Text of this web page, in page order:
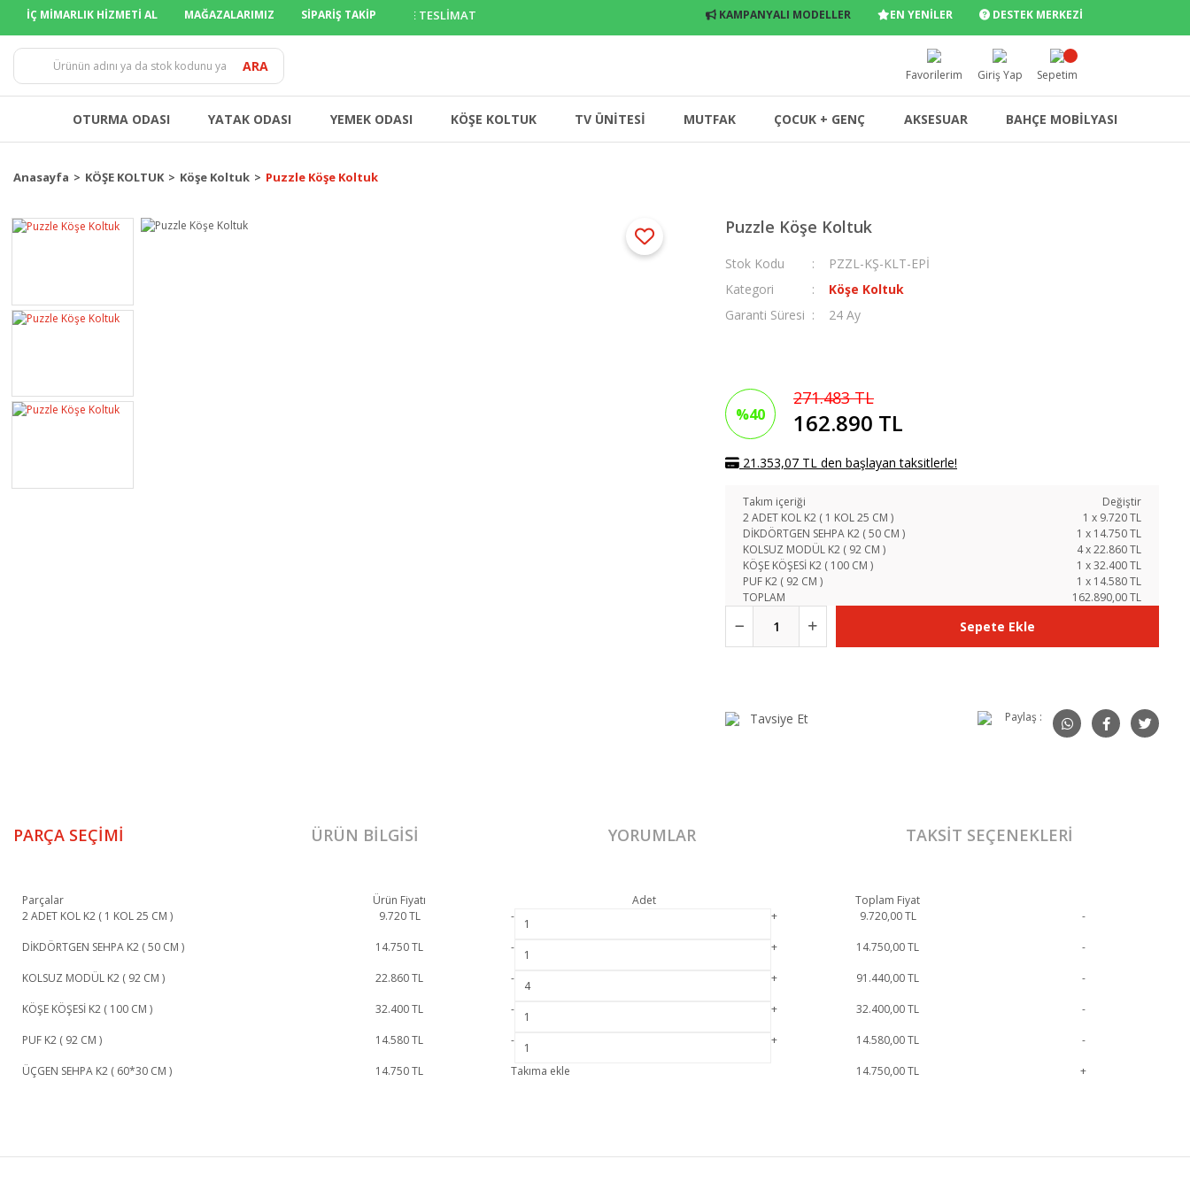
İÇ MİMARLIK HİZMETİ AL MAĞAZALARIMIZ SİPARİŞ TAKİP
TÜM İLLERE TESLİMAT KAMPANYALI MODELLER EN YENİLER DESTEK MERKEZİ
ARA
Favorilerim Giriş Yap Sepetim
OTURMA ODASI YATAK ODASI YEMEK ODASI KÖŞE KOLTUK TV ÜNİTESİ MUTFAK ÇOCUK + GENÇ AKSESUAR BAHÇE MOBİLYASI
Anasayfa KÖŞE KOLTUK Köşe Koltuk Puzzle Köşe Koltuk
Puzzle Köşe Koltuk
Stok Kodu
PZZL-KŞ-KLT-EPİ
Kategori
Köşe Koltuk
Garanti Süresi
24 Ay
%40
271.483 TL
162.890 TL
21.353,07 TL den başlayan taksitlerle!
Takım içeriği
Değiştir
2 ADET KOL K2 ( 1 KOL 25 CM )
1 x 9.720TL
DİKDÖRTGEN SEHPA K2 ( 50 CM )
1 x 14.750TL
KOLSUZ MODÜL K2 ( 92 CM )
4x22.860TL
KÖŞE KÖŞESİ K2 ( 100 CM )
1 x32.400TL
PUF K2 ( 92 CM )
1 x 14.580TL
TOPLAM
162.890,00 TL
Sepete Ekle
Tavsiye Et Paylaş :
PARÇA SEÇIMI ÜRÜN BILGISI YORUMLAR TAKSIT SEÇENEKLERI
Parçalar Ürün Fiyatı Adet
Toplam Fiyat
2 ADET KOL K2 ( 1 KOL 25 CM )
9.720TL - + 9.720,00TL -
DİKDÖRTGEN SEHPA K2 ( 50 CM ) 14.750TL - + 14.750,00TL -
KOLSUZ MODÜL K2 ( 92 CM ) 22.860TL - + 91.440,00TL -
KÖŞE KÖŞESİ K2 ( 100 CM ) 32.400TL - + 32.400,00TL -
PUF K2 ( 92 CM ) 14.580TL - + 14.580,00TL -
ÜÇGEN SEHPA K2 ( 60*30 CM ) 14.750TL Takıma ekle 14.750,00TL +